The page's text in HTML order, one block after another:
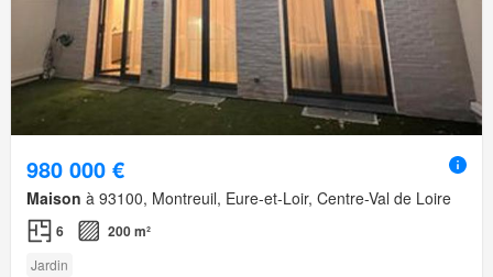
980 000 €
Maison à 93100, Montreuil, Eure-et-Loir, Centre-Val de Loire
6 200 m²
Jardin